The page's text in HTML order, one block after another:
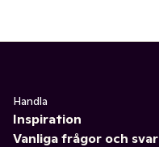
Handla
Inspiration
Vanliga frågor och svar